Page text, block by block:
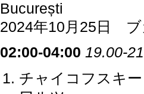
București
2024年10月25日 ブ
02:00-04:00 19.00-
チャイコフスキ